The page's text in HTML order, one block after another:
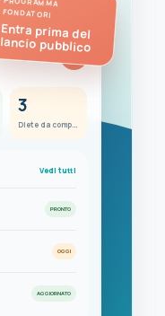
FONDATORI
Entra prima del
lancio pubblico
FC
3
Vedi tutti
PRONTO
OGGI
AGGIORNATO